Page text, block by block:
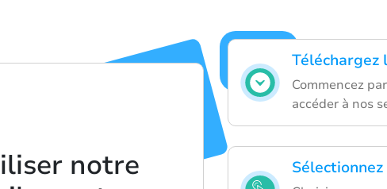
Commencez
accéder à nos
notre